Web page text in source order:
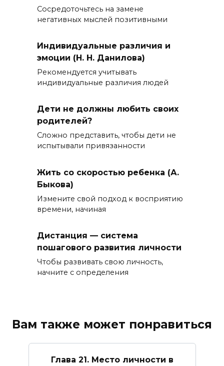
Сосредоточьтесь на замене
негативных мыслей позитивными
Индивидуальные различия и
эмоции (Н. Н. Данилова)
Рекомендуется учитывать
индивидуальные различия людей
Дети не должны любить своих
родителей?
Сложно представить, чтобы дети не
испытывали привязанности
Жить со скоростью ребенка (А.
Быкова)
Измените свой подход к восприятию
времени, начиная
Дистанция — система
пошагового развития личности
Чтобы развивать свою личность,
начните с определения
Вам также может понравиться
Глава 21. Место личности в